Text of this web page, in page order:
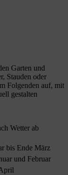
Garten und
Stauden oder
Folgenden auf, mit
gestalten
Wetter ab
bis Ende März
und Februar